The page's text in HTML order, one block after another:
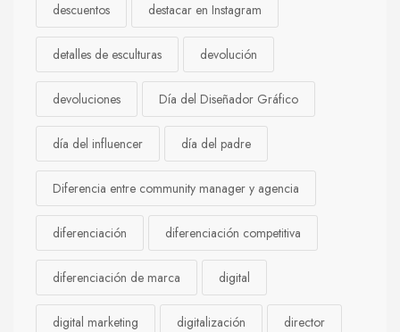
descuentos destacar en Instagram
detalles de esculturas devolución
devoluciones Día del Diseñador Gráfico
día del influencer día del padre
Diferencia entre community manager y agencia
diferenciación diferenciación competitiva
diferenciación de marca digital
digital marketing digitalización director